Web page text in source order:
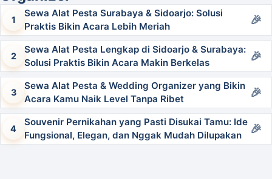
Sewa Alat Pesta Surabaya & Sidoarjo: Solusi
Praktis Bikin Acara Lebih Meriah
Sewa Alat Pesta Lengkap di Sidoarjo & Surabaya:
Solusi Praktis Bikin Acara Makin Berkelas
Sewa Alat Pesta & Wedding Organizer yang Bikin
Acara Kamu Naik Level Tanpa Ribet
Souvenir Pernikahan yang Pasti Disukai Tamu: Ide
Fungsional, Elegan, dan Nggak Mudah Dilupakan